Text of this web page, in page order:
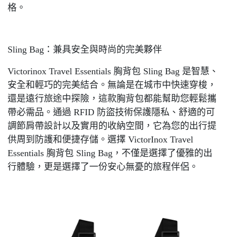
格。
Sling Bag：兼具安全與時尚的完美夥伴
Victorinox Travel Essentials 胸背包 Sling Bag 是智慧、
安全和輕巧的完美結合。無論是在城市中快速穿梭，
還是遠行旅途中探險，這款胸背包都能幫助您輕鬆攜
帶必需品。通過 RFID 防盜技術保護隱私、舒適的可
調節肩帶設計以及實用的收納空間，它為您的出行提
供周到防護和便捷存儲。選擇 VictorInox Travel
Essentials 胸背包 Sling Bag，不僅是選擇了優雅的出
行體驗，更是選擇了一份安心無憂的旅程伴侶。